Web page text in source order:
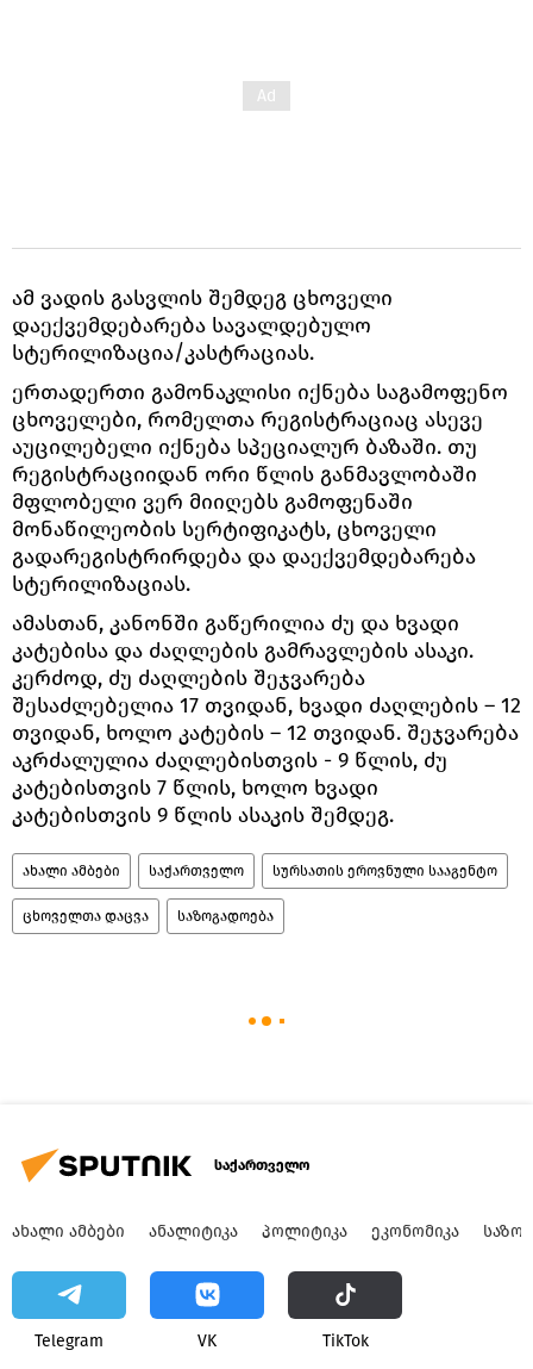
ამ ვადის გასვლის შემდეგ ცხოველი
დაექვემდებარება სავალდებულო
სტერილიზაცია/კასტრაციას.
ერთადერთი გამონაკლისი იქნება საგამოფენო
ცხოველები, რომელთა რეგისტრაციაც ასევე
აუცილებელი იქნება სპეციალურ ბაზაში. თუ
რეგისტრაციიდან ორი წლის განმავლობაში
მფლობელი ვერ მიიღებს გამოფენაში
მონაწილეობის სერტიფიკატს, ცხოველი
გადარეგისტრირდება და დაექვემდებარება
სტერილიზაციას.
ამასთან, კანონში გაწერილია ძუ და ხვადი
კატებისა და ძაღლების გამრავლების ასაკი.
კერძოდ, ძუ ძაღლების შეჯვარება
შესაძლებელია 17 თვიდან, ხვადი ძაღლების – 12
თვიდან, ხოლო კატების – 12 თვიდან. შეჯვარება
აკრძალულია ძაღლებისთვის - 9 წლის, ძუ
კატებისთვის 7 წლის, ხოლო ხვადი
კატებისთვის 9 წლის ასაკის შემდეგ.
ახალი ამბები საქართველო სურსათის ეროვნული სააგენტო
ცხოველთა დაცვა საზოგადოება
საქართველო
ᲐᲮᲐᲚᲘ ᲐᲛᲑᲔᲑᲘ ᲐᲜᲐᲚᲘᲢᲘᲙᲐ ᲞᲝᲚᲘᲢᲘᲙᲐ ᲔᲙᲝᲜᲝᲛᲘᲙᲐ
Telegram VK ТikТоk